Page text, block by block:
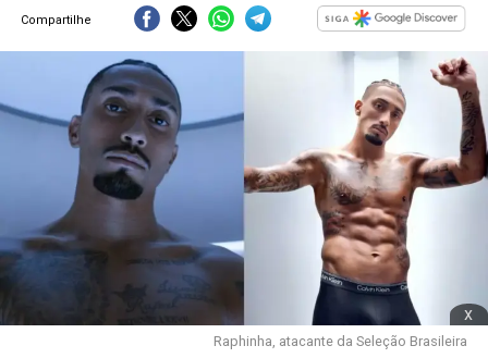
Compartilhe
x
Raphinha, atacante da Seleção Brasileira